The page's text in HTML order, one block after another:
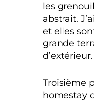
les
abstrait.
et elles
grande
Troisième
homestay